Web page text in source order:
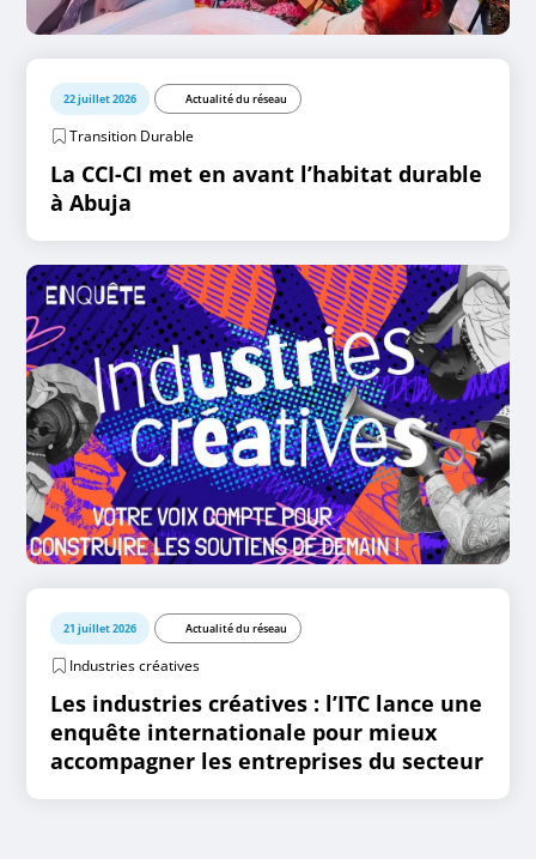
22 juillet 2026 Actualité du réseau
Transition Durable
La CCI-CI met en avant l’habitat durable
à Abuja
21 juillet 2026 Actualité du réseau
Industries créatives
Les industries créatives : l’ITC lance une
enquête internationale pour mieux
accompagner les entreprises du secteur